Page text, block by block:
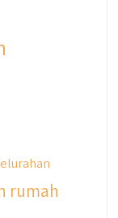
rumah